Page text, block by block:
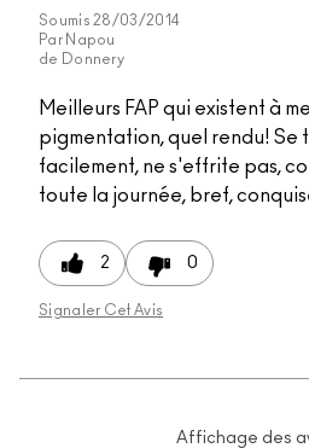
Soumis 28/03/2014
Par Napou
de
Donnery
Meilleurs FAP qui existent à
pigmentation, quel rendu! Se
facilement, ne s'effrite pas,
toute la journée, bref,
2 0
Signaler Cet Avis
Affichage des